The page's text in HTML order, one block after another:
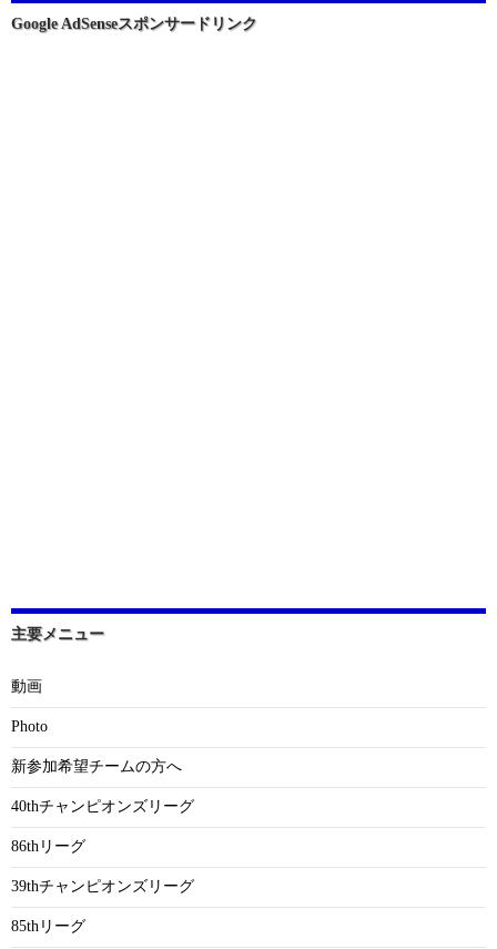
ョ
Google AdSenseスポンサードリンク
主要メニュー
動画
Photo
新参加希望チームの方へ
40thチャンピオンズリーグ
86thリーグ
39thチャンピオンズリーグ
85thリーグ